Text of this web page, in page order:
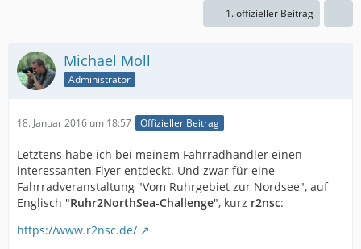
1. offizieller Beitrag
Michael Moll
Administrator
18. Januar 2016 um 18:57 Offizieller Beitrag
Letztens habe ich bei meinem Fahrradhändler einen
interessanten Flyer entdeckt. Und zwar für eine
Fahrradveranstaltung "Vom Ruhrgebiet zur Nordsee", auf
Englisch "Ruhr2NorthSea-Challenge", kurz r2nsc:
https://www.r2nsc.de/